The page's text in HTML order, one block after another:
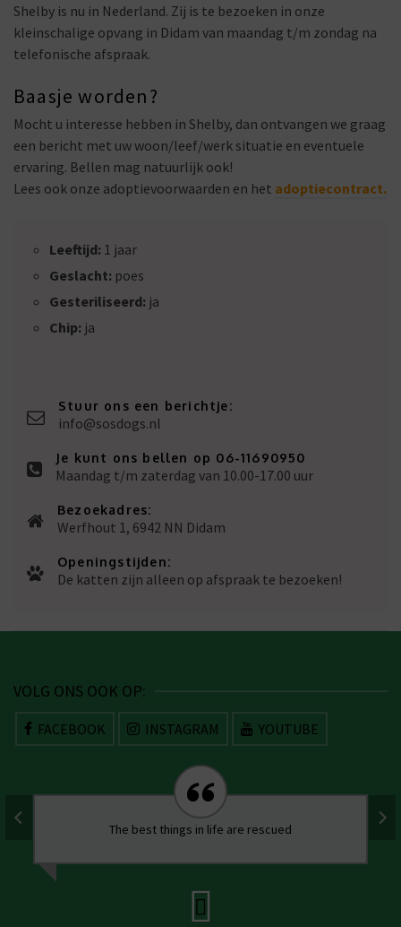
Shelby is nu in Nederland. Zij is te bezoeken in onze
kleinschalige opvang in Didam van maandag t/m zondag na
telefonische afspraak.
Baasje worden?
Mocht u interesse hebben in Shelby, dan ontvangen we graag
een bericht met uw woon/leef/werk situatie en eventuele
ervaring. Bellen mag natuurlijk ook!
Lees ook onze adoptievoorwaarden en het adoptiecontract.
Leeftijd: 1 jaar
Geslacht: poes
Gesteriliseerd: ja
Chip: ja
Stuur ons een berichtje:
info@sosdogs.nl
Je kunt ons bellen op 06-11690950
Maandag t/m zaterdag van 10.00-17.00 uur
Bezoekadres:
Werfhout 1, 6942 NN Didam
Openingstijden:
De katten zijn alleen op afspraak te bezoeken!
VOLG ONS OOK OP:
FACEBOOK INSTAGRAM YOUTUBE
The best things in life are rescued